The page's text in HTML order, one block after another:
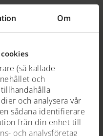
Om
(så kallade
och
och analysera vår
sådana identifierare
från din enhet till
och analysföretag